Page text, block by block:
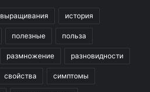
выращивания история
полезные польза
размножение разновидности
свойства симптомы